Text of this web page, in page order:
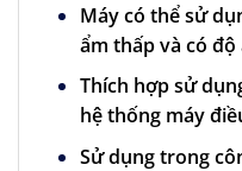
Máy có thể sử
ẩm thấp và có độ
Thích hợp sử
hệ thống máy
Sử dụng trong